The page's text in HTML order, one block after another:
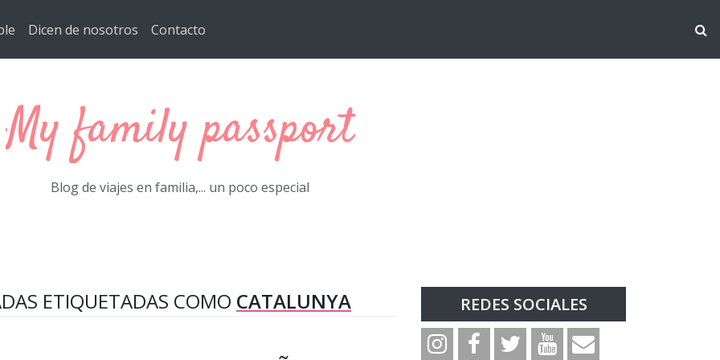
Dicen de nosotros Contacto
My family passport
Blog de viajes en familia,... un poco especial
ETIQUETADAS COMO CATALUNYA REDES SOCIALES